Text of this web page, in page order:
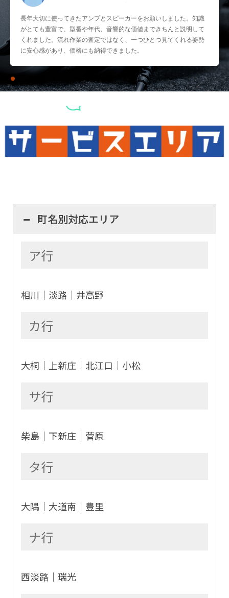
長年大切に使ってきたアンプとスピーカーをお願いしました。知識
がとても豊富で、型番や年代、音響的な価値まできちんと説明して
くれました。流れ作業の査定ではなく、一つひとつ見てくれる姿勢
に安心感があり、価格にも納得できました。
町名別対応エリア
ア行
相川│淡路│井高野
カ行
大桐│上新庄│北江口│小松
サ行
柴島│下新庄│菅原
タ行
大隅│大道南│豊里
ナ行
西淡路│瑞光